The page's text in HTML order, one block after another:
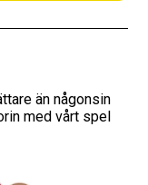
än någonsin
med vårt spel